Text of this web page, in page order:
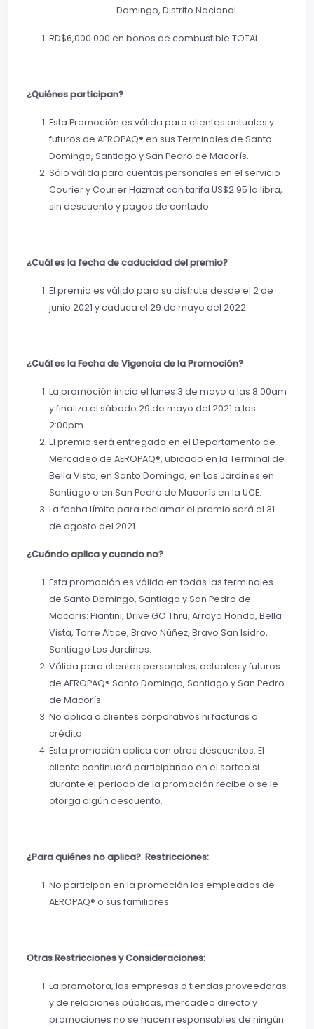
Domingo, Distrito Nacional.
RD$6,000.000 en bonos de combustible TOTAL.
¿Quiénes participan?
Esta Promoción es válida para clientes actuales y
futuros de AEROPAQ® en sus Terminales de Santo
Domingo, Santiago y San Pedro de Macorís.
Sólo válida para cuentas personales en el servicio
Courier y Courier Hazmat con tarifa US$2.95 la libra,
sin descuento y pagos de contado.
¿Cuál es la fecha de caducidad del premio?
El premio es válido para su disfrute desde el 2 de
junio 2021 y caduca el 29 de mayo del 2022.
¿Cuál es la Fecha de Vigencia de la Promoción?
La promoción inicia el lunes 3 de mayo a las 8:00am
y finaliza el sábado 29 de mayo del 2021 a las
2:00pm.
El premio será entregado en el Departamento de
Mercadeo de AEROPAQ®, ubicado en la Terminal de
Bella Vista, en Santo Domingo, en Los Jardines en
Santiago o en San Pedro de Macorís en la UCE.
La fecha límite para reclamar el premio será el 31
de agosto del 2021.
¿Cuándo aplica y cuando no?
Esta promoción es válida en todas las terminales
de Santo Domingo, Santiago y San Pedro de
Macorís: Piantini, Drive GO Thru, Arroyo Hondo, Bella
Vista, Torre Altice, Bravo Núñez, Bravo San Isidro,
Santiago Los Jardines.
Válida para clientes personales, actuales y futuros
de AEROPAQ® Santo Domingo, Santiago y San Pedro
de Macorís.
No aplica a clientes corporativos ni facturas a
crédito.
Esta promoción aplica con otros descuentos. El
cliente continuará participando en el sorteo si
durante el periodo de la promoción recibe o se le
otorga algún descuento.
¿Para quiénes no aplica? Restricciones:
No participan en la promoción los empleados de
AEROPAQ® o sus familiares.
Otras Restricciones y Consideraciones:
La promotora, las empresas o tiendas proveedoras
y de relaciones públicas, mercadeo directo y
promociones no se hacen responsables de ningún